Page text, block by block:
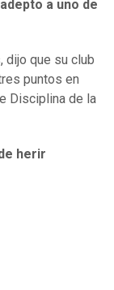
a uno de
dijo que su club
puntos en
Disciplina de la
herir